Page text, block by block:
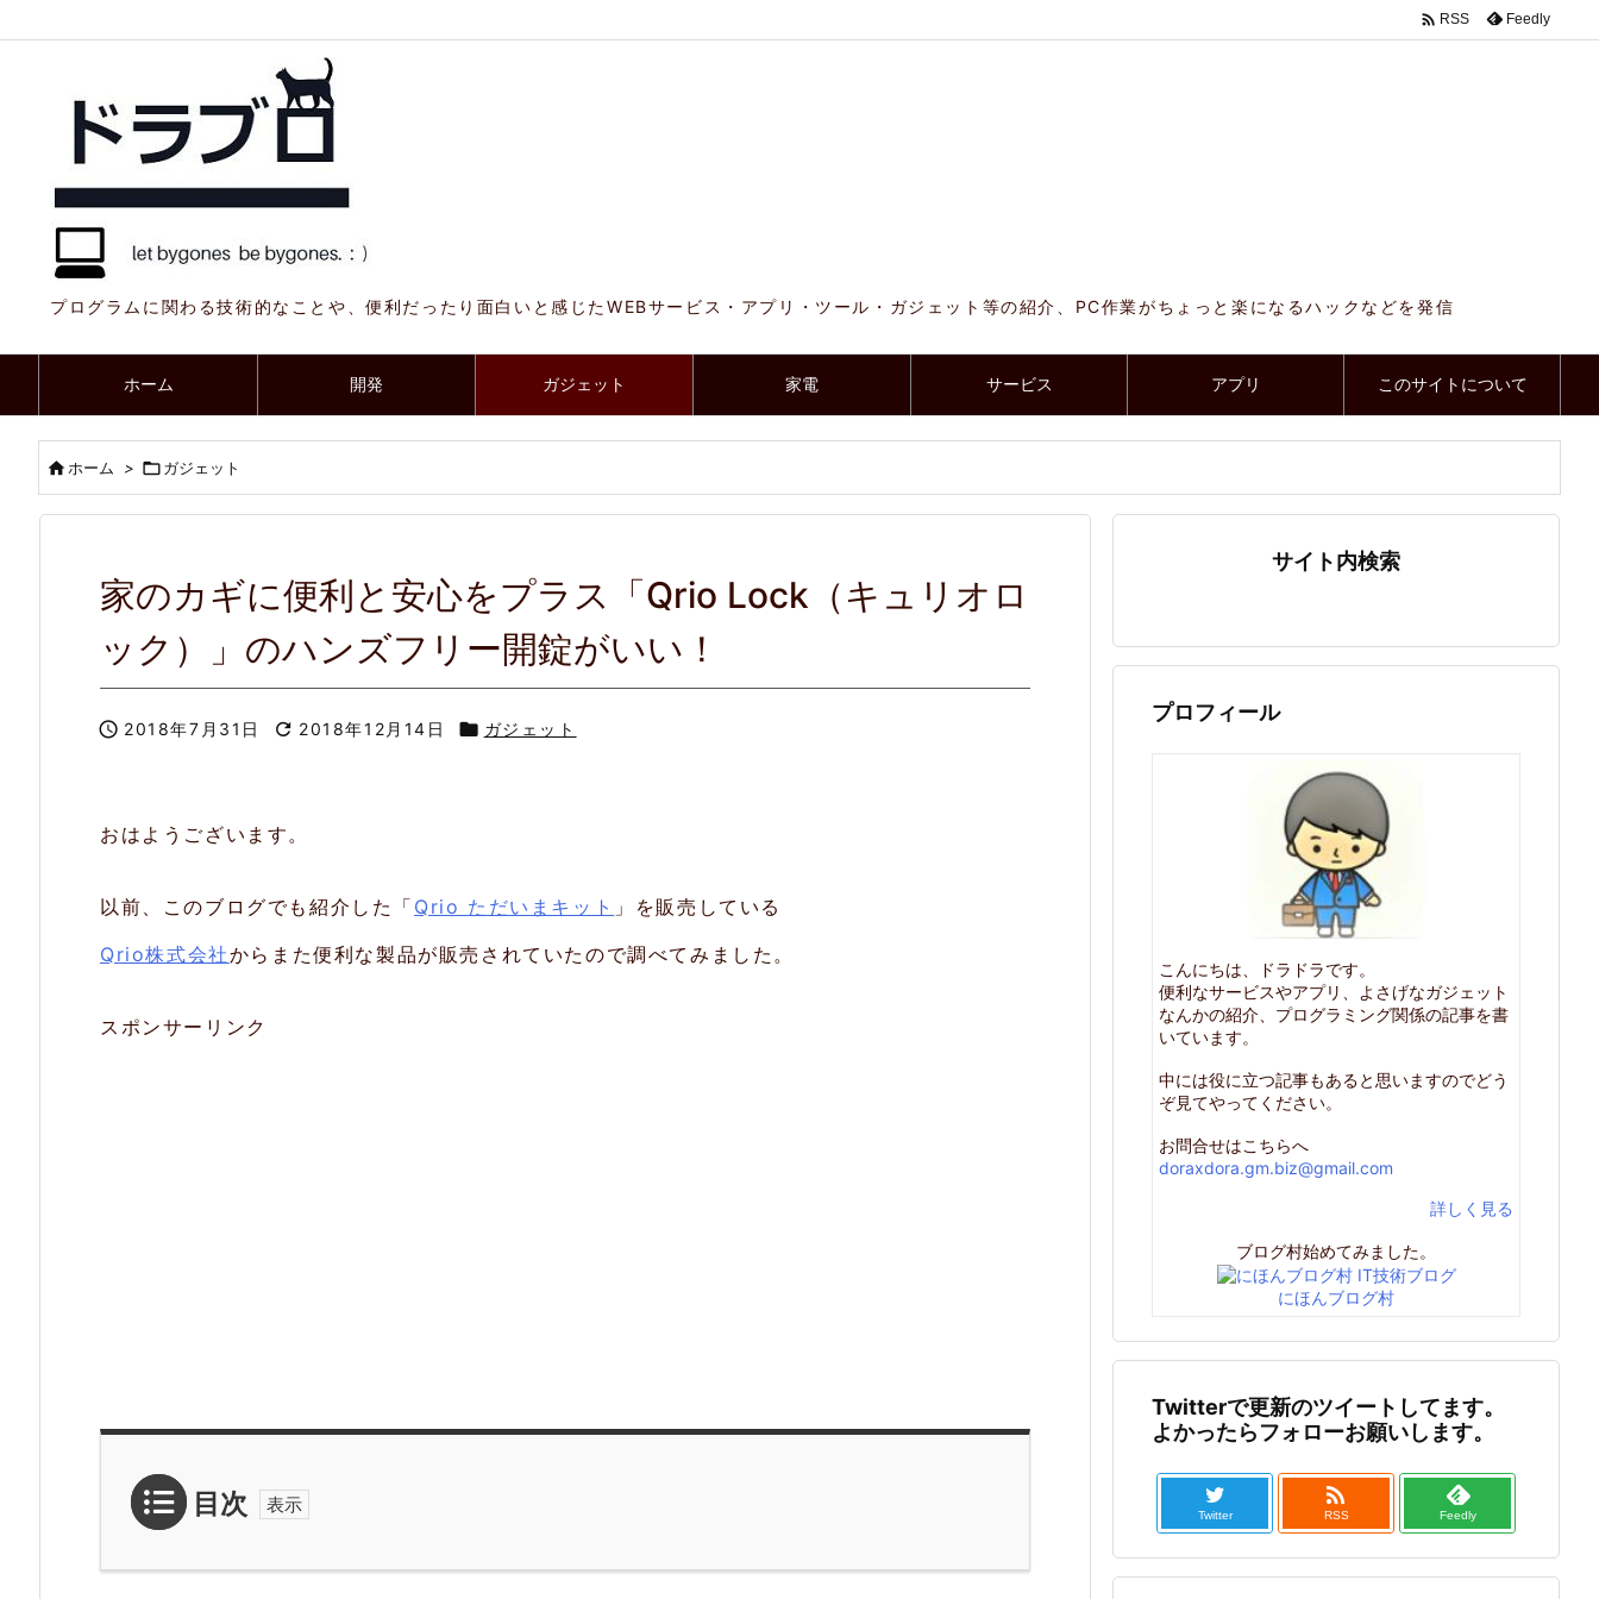
プログラムに関わる技術的なことや、便利だったり面白いと感じたWEBサービス・アプリ・ツール・ガジェット等の紹介、PC作業がちょっと楽になるハックなどを発信
ホーム 開発 ガジェット 家電 サービス アプリ このサイトについて
 RSS Feedly
ホーム > ガジェット
家のカギに便利と安心をプラス「Qrio Lock（キュリオロ
ック）」のハンズフリー開錠がいい！
 2018年7月31日  2018年12月14日  ガジェット
おはようございます。
以前、このブログでも紹介した「 Qrio ただいまキット 」を販売している
Qrio株式会社からまた便利な製品が販売されていたので調べてみました。
スポンサーリンク
目次
1.
サイト内検索
プロフィール
こんにちは、ドラドラです。
便利なサービスやアプリ、よさげなガジェット
なんかの紹介、プログラミング関係の記事を書
いています。
中には役に立つ記事もあると思いますのでどう
ぞ見てやってください。
お問合せはこちらへ
doraxdora.gm.biz@gmail.com
詳しく見る
ブログ村始めてみました。
にほんブログ村
Twitterで更新のツイートしてます。
よかったらフォローお願いします。
Twitter

RSS Feedly